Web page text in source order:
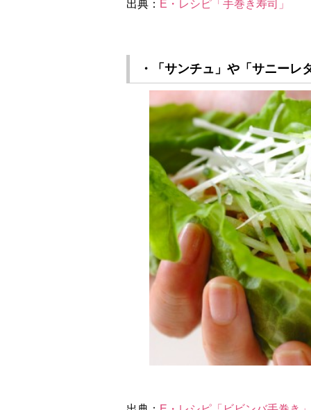
出典： E・レシピ「手巻き寿司」
・「サンチュ」や「サニーレ